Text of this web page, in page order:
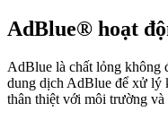
AdBlue® hoạt
AdBlue là chất lỏng không
dung dịch AdBlue để xử lý
thân thiệt với môi trường và